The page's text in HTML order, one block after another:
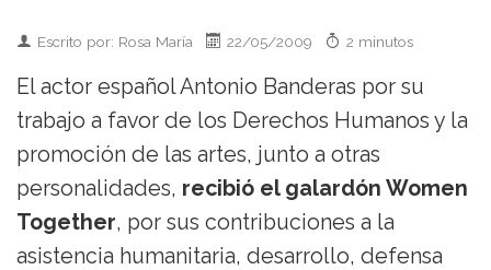
Escrito por: Rosa María 22/05/2009 2 minutos
El actor español Antonio Banderas por su
trabajo a favor de los Derechos Humanos y la
promoción de las artes, junto a otras
personalidades, recibió el galardón Women
Together, por sus contribuciones a la
asistencia humanitaria, desarrollo, defensa